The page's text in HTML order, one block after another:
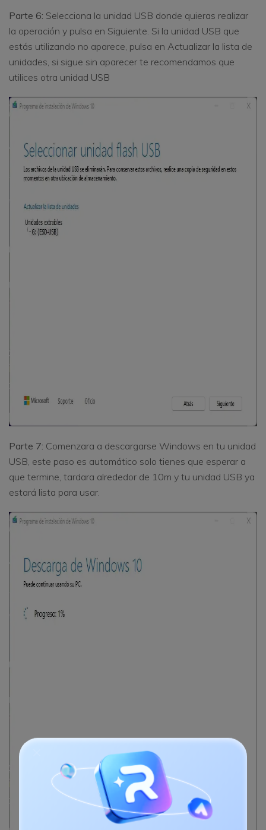
Parte 6: Selecciona la unidad USB donde quieras realizar
la operación y pulsa en Siguiente. Si la unidad USB que
estás utilizando no aparece, pulsa en Actualizar la lista de
unidades, si sigue sin aparecer te recomendamos que
utilices otra unidad USB
Parte 7: Comenzara a descargarse Windows en tu unidad
USB, este paso es automático solo tienes que esperar a
que termine, tardara alrededor de 10m y tu unidad USB ya
estará lista para usar.